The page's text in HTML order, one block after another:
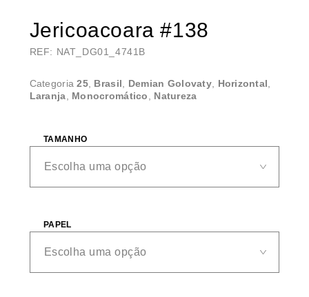
Jericoacoara #138
REF: NAT_DG01_4741B
Categoria25, Brasil Demian Golovaty, Horizontal
Laranja
Monocromático Natureza
TAMANHO
PAPEL